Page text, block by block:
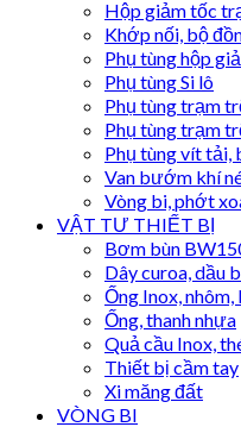
Hộp giảm tốc
Khớp nối, bộ
Phụ tùng hộp
Phụ tùng Si lô
Phụ tùng trạm
Phụ tùng trạm
Phụ tùng vít tải,
Van bướm khí
Vòng bi, phớt
VẬT TƯ THIẾT BỊ
Bơm bùn
Dây curoa, dầu
Ống Inox, nhôm,
Ống, thanh nhựa
Quả cầu Inox,
Thiết bị cầm tay
Xi măng đất
VÒNG BI